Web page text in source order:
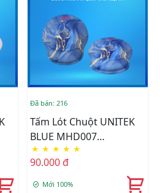
Đã bán: 216
Tấm Lót Chuột UNITEK
BLUE MHD007
(220*245*15)MM
★ ★ ★ ★ ★
90.000 đ
Mới 100%